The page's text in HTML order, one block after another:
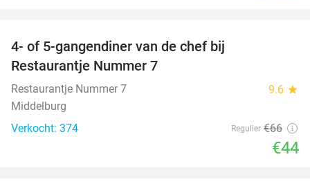
4- of 5-gangendiner van de chef bij
Restaurantje Nummer 7
Restaurantje Nummer 7 9.6 star
Middelburg
Verkocht: 374
Regulier €66
€44